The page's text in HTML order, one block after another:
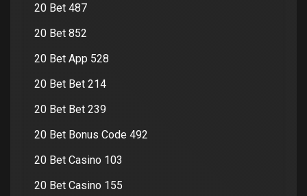
20 Bet 487
20 Bet 852
20 Bet App 528
20 Bet Bet 214
20 Bet Bet 239
20 Bet Bonus Code 492
20 Bet Casino 103
20 Bet Casino 155